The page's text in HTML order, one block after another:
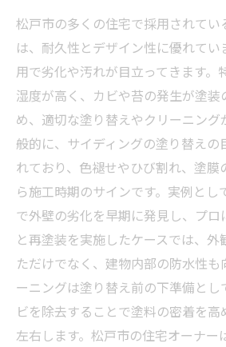
松戸市の多くの住宅で採用されてい
は、耐久性とデザイン性に優れて
用で劣化や汚れが目立ってきます。
湿度が高く、カビや苔の発生が塗
め、適切な塗り替えやクリーニン
般的に、サイディングの塗り替えの
れており、色褪せやひび割れ、塗膜
ら施工時期のサインです。実例とし
で外壁の劣化を早期に発見し、プ
と再塗装を実施したケースでは、外
ただけでなく、建物内部の防水性も
ーニングは塗り替え前の下準備とし
ビを除去することで塗料の密着を
左右します。松戸市の住宅オーナー